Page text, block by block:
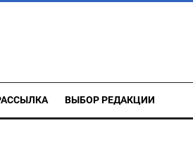
ВЫБОР РЕДАКЦИИ